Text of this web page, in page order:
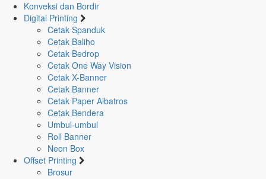
Konveksi dan Bordir
Digital Printing
Cetak Spanduk
Cetak Baliho
Cetak Bedrop
Cetak One Way Vision
Cetak X-Banner
Cetak Banner
Cetak Paper Albatros
Cetak Bendera
Umbul-umbul
Roll Banner
Neon Box
Offset Printing
Brosur
Home
Souvenir.Dll
Pin/Bros
Cetak Papan Nama Dada
Cetak Papan Nama
Dada